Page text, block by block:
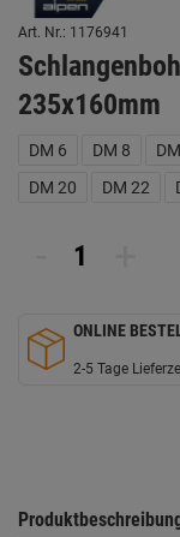
Art. Nr.: 1176941
235x160mm
DM 6 DM 8
DM 20
DM 22
ONLINE
2-5 Tage